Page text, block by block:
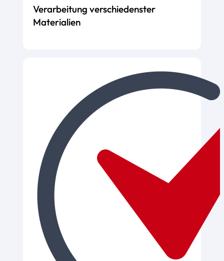
Verarbeitung verschiedenster
Materialien